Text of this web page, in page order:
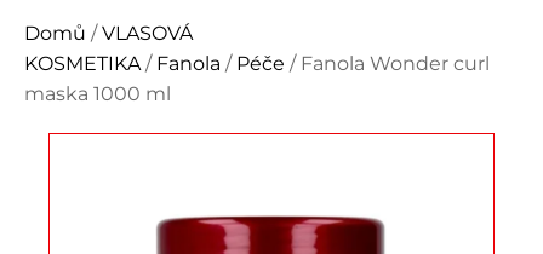
Domů /VLASOVÁ
KOSMETIKA / Fanola / Péče / Fanola Wonder curl
maska 1000 ml